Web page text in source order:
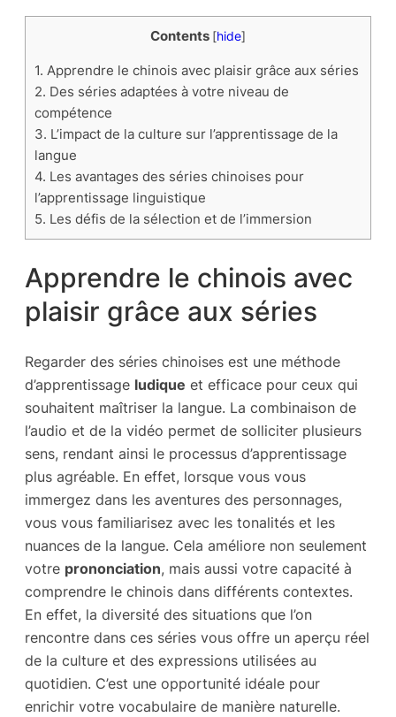
Contents [hide]
1. Apprendre le chinois avec plaisir grâce aux séries
2. Des séries adaptées à votre niveau de
compétence
3. L’impact de la culture sur l’apprentissage de la
langue
4. Les avantages des séries chinoises pour
l’apprentissage linguistique
5. Les défis de la sélection et de l’immersion
Apprendre le chinois avec
plaisir grâce aux séries
Regarder des séries chinoises est une méthode
d’apprentissage ludique et efficace pour ceux qui
souhaitent maîtriser la langue. La combinaison de
l’audio et de la vidéo permet de solliciter plusieurs
sens, rendant ainsi le processus d’apprentissage
plus agréable. En effet, lorsque vous vous
immergez dans les aventures des personnages,
vous vous familiarisez avec les tonalités et les
nuances de la langue. Cela améliore non seulement
votre prononciation, mais aussi votre capacité à
comprendre le chinois dans différents contextes.
En effet, la diversité des situations que l’on
rencontre dans ces séries vous offre un aperçu réel
de la culture et des expressions utilisées au
quotidien. C’est une opportunité idéale pour
enrichir votre vocabulaire de manière naturelle.